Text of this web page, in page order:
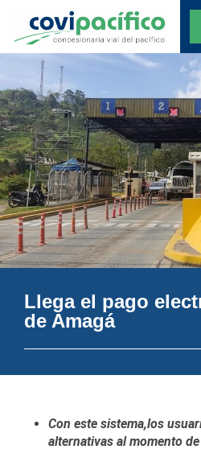
Llega el pago
de Amagá
Con este sistema,los
alternativas al momento